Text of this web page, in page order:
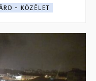
- KÖZÉLET